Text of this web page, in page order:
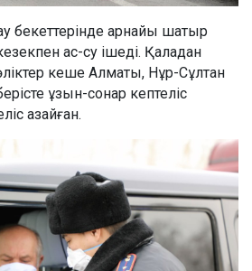
бекеттерінде арнайы шатыр
ас-су ішеді. Қаладан
кеше Алматы, Нұр-Сұлтан
ұзын-сонар кептеліс
азайған.